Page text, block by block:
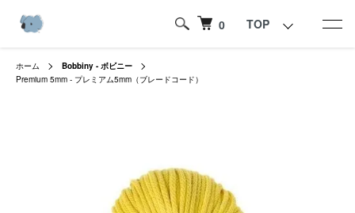
0 TOP
ホーム
Bobbiny - ボビニー
Premium 5mm - プレミアム5mm（ブレードコード）